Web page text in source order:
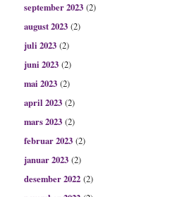
september 2023 (2)
august 2023 (2)
juli 2023 (2)
juni 2023 (2)
mai 2023 (2)
april 2023 (2)
mars 2023 (2)
februar 2023 (2)
januar 2023 (2)
desember 2022 (2)